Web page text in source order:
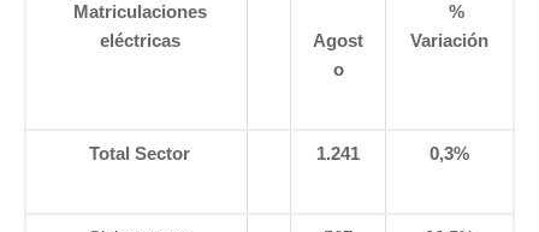
Matriculaciones
eléctricas
Agost
o
%
Variación
Total Sector 1.241 0,3%